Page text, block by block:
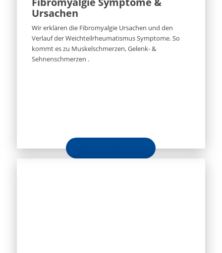
Ursachen
Wir erklären die Fibromyalgie Ursachen und den
Verlauf der Weichteilrheumatismus Symptome. So
kommt es zu Muskelschmerzen, Gelenk- &
Sehnenschmerzen .